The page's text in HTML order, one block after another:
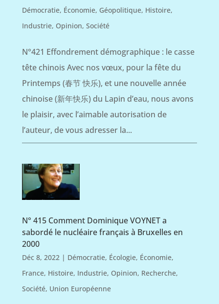
Démocratie, Économie, Géopolitique, Histoire,
Industrie, Opinion, Société
N°421 Effondrement démographique : le casse
tête chinois Avec nos vœux, pour la fête du
Printemps (春节 快乐), et une nouvelle année
chinoise (新年快乐) du Lapin d’eau, nous avons
le plaisir, avec l’aimable autorisation de
l’auteur, de vous adresser la...
N° 415 Comment Dominique VOYNET a
sabordé le nucléaire français à Bruxelles en
2000
Déc 8, 2022| Démocratie, Écologie, Économie,
France, Histoire, Industrie, Opinion, Recherche,
Société, Union Européenne